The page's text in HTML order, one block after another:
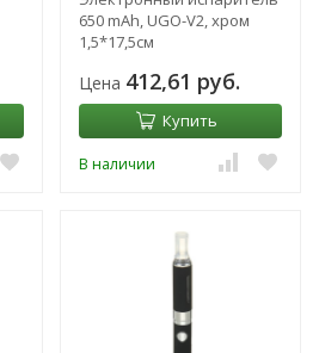
650 mAh, UGO-V2, хром
1,5*17,5см
Цена 412,61 руб.
Купить
В наличии